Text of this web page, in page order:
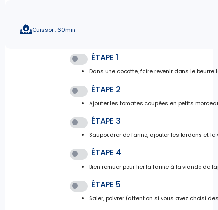
Cuisson: 60min
ÉTAPE 1
Dans une cocotte, faire revenir dans le
ÉTAPE 2
Ajouter les tomates coupées en petits
ÉTAPE 3
Saupoudrer de farine, ajouter les lardons et le
ÉTAPE 4
Bien remuer pour lier la farine à la viande de
ÉTAPE 5
Saler, poivrer (attention si vous avez choisi